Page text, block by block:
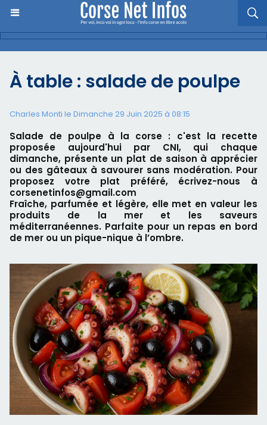
À table : salade de poulpe
Charles Monti le Dimanche 29 Juin 2025 à 08:15
Salade de poulpe à la corse : c'est la recette
proposée aujourd'hui par CNI, qui chaque
dimanche, présente un plat de saison à apprécier
ou des gâteaux à savourer sans modération. Pour
proposez votre plat préféré, écrivez-nous à
corsenetinfos@gmail.com
Fraîche, parfumée et légère, elle met en valeur les
produits de la mer et les saveurs
méditerranéennes. Parfaite pour un repas en bord
de mer ou un pique-nique à l’ombre.